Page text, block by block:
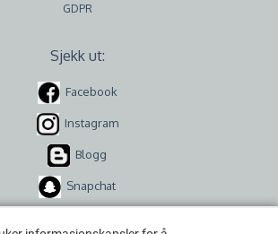
GDPR
Sjekk ut:
Facebook
Instagram
Blogg
Snapchat